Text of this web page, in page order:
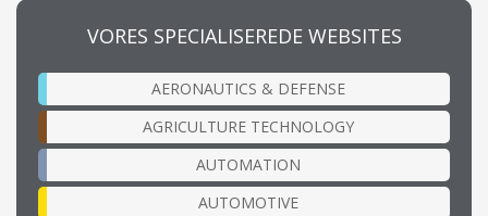
VORES SPECIALISEREDE WEBSITES
AERONAUTICS & DEFENSE
AGRICULTURE TECHNOLOGY
AUTOMATION
AUTOMOTIVE